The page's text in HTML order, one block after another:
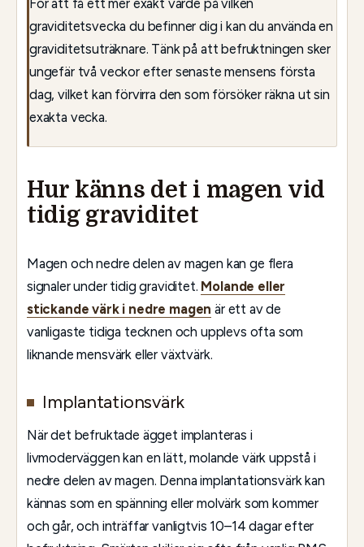
graviditetsvecka du befinner dig i kan du använda en
graviditetsuträknare. Tänk på att befruktningen sker
ungefär två veckor efter senaste mensens första
dag, vilket kan förvirra den som försöker räkna ut sin
exakta vecka.
Hur känns det i magen vid
tidig graviditet
Magen och nedre delen av magen kan ge flera
signaler under tidig graviditet. Molande eller
stickande värk i nedre magen är ett av de
vanligaste tidiga tecknen och upplevs ofta som
liknande mensvärk eller växtvärk.
Implantationsvärk
När det befruktade ägget implanteras i
livmoderväggen kan en lätt, molande värk uppstå i
nedre delen av magen. Denna implantationsvärk kan
kännas som en spänning eller molvärk som kommer
och går, och inträffar vanligtvis 10–14 dagar efter